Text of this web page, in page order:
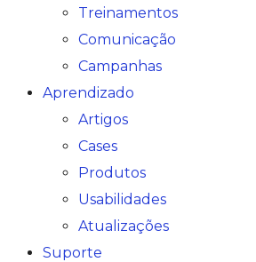
Treinamentos
Comunicação
Campanhas
Aprendizado
Artigos
Cases
Produtos
Usabilidades
Atualizações
Suporte